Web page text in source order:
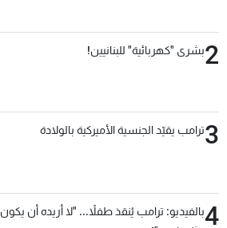
2بشرى "كهربائية" للبنانيين!
3ترامب يقيّد الجنسية الأميركية بالولادة
4بالفيديو: ترامب يُنقذ طفلاً... "لا أريده أن يكون